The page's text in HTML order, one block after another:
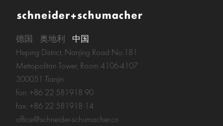
德国 奥地利
中国
Heping District, Nanjing Road No.181
Metropolitan Tower, Room 4106-4107
300051 Tianjin
fon: +86 22 581918 90
fax: +86 22 581918 14
office@schneider-schumacher.cn